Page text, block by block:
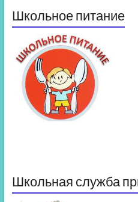
Школьное питание
Школьная служба